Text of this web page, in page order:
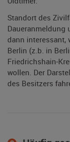
Standort des
Daueranmeldung
dann interessant,
Berlin (z.b. in
Friedrichshain-
wollen. Der
des Besitzers